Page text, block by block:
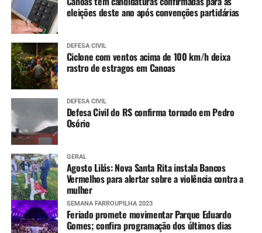
eleições deste ano após convenções partidárias
DEFESA CIVIL
Ciclone com ventos acima de 100 km/h deixa
rastro de estragos em Canoas
DEFESA CIVIL
Defesa Civil do RS confirma tornado em Pedro
Osório
GERAL
Agosto Lilás: Nova Santa Rita instala Bancos
Vermelhos para alertar sobre a violência contra a
mulher
SEMANA FARROUPILHA 2023
Feriado promete movimentar Parque Eduardo
Gomes; confira programação dos últimos dias